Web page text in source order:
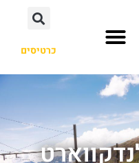
כרטיסים